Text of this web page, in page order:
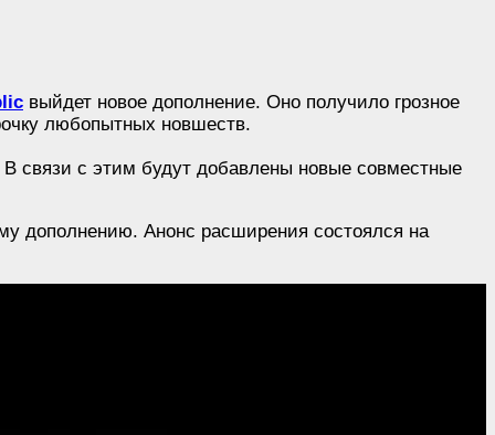
выйдет новое дополнение. Оно получило грозное
любопытных новшеств.
связи с этим будут добавлены новые совместные
дополнению. Анонс расширения состоялся на